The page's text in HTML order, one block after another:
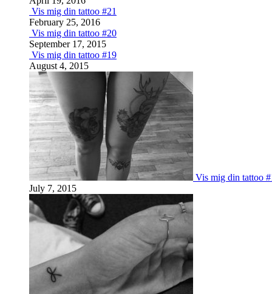
Vis mig din tattoo #21
February 25, 2016
Vis mig din tattoo #20
September 17, 2015
Vis mig din tattoo #19
August 4, 2015
Vis mig din tattoo
July 7, 2015